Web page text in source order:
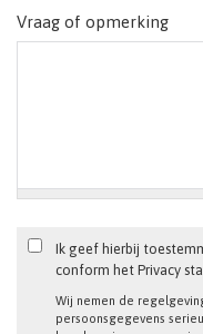
Vraag of opmerking
Ik geef hierbij
conform het Privacy
Wij nemen de
persoonsgegevens